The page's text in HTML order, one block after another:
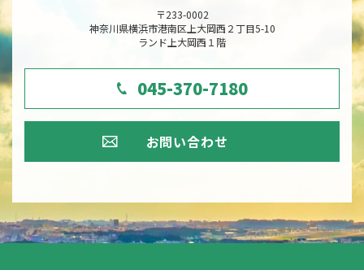
〒233-0002
神奈川県横浜市港南区上大岡西２丁目5-10
ランド上大岡西１階
045-370-7180
お問い合わせ